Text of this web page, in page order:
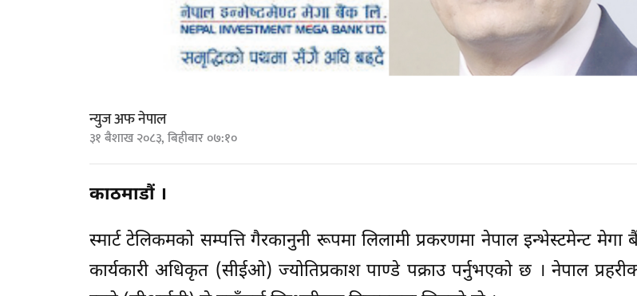
न्युज अफ नेपाल
३१ बैशाख २०८३, बिहीबार ०७:१०
काठमाडौं ।
स्मार्ट टेलिकमको सम्पत्ति गैरकानुनी रूपमा लिलामी प्रकरणमा नेपाल इन्भेस्टमेन्ट
कार्यकारी अधिकृत (सीईओ) ज्योतिप्रकाश पाण्डे पक्राउ पर्नुभएको छ । नेपाल